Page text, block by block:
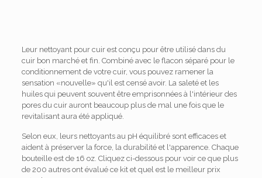
Leur nettoyant pour cuir est conçu pour être utilisé dans du
cuir bon marché et fin. Combiné avec le flacon séparé pour le
conditionnement de votre cuir, vous pouvez ramener la
sensation «nouvelle» qu'il est censé avoir. La saleté et les
huiles qui peuvent souvent être emprisonnées à l'intérieur des
pores du cuir auront beaucoup plus de mal une fois que le
revitalisant aura été appliqué.
Selon eux, leurs nettoyants au pH équilibré sont efficaces et
aident à préserver la force, la durabilité et l'apparence. Chaque
bouteille est de 16 oz. Cliquez ci-dessous pour voir ce que plus
de 200 autres ont évalué ce kit et quel est le meilleur prix